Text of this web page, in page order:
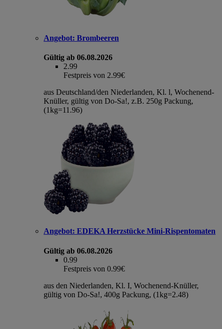
Angebot: Brombeeren
Gültig ab 06.08.2026
2.99
Festpreis von 2.99€
aus Deutschland/den Niederlanden, Kl. l, Wochenend-
Knüller, gültig von Do-Sa!, z.B. 250g Packung,
(1kg=11.96)
Angebot: EDEKA Herzstücke Mini-Rispentomaten
Gültig ab 06.08.2026
0.99
Festpreis von 0.99€
aus den Niederlanden, Kl. I, Wochenend-Knüller,
gültig von Do-Sa!, 400g Packung, (1kg=2.48)